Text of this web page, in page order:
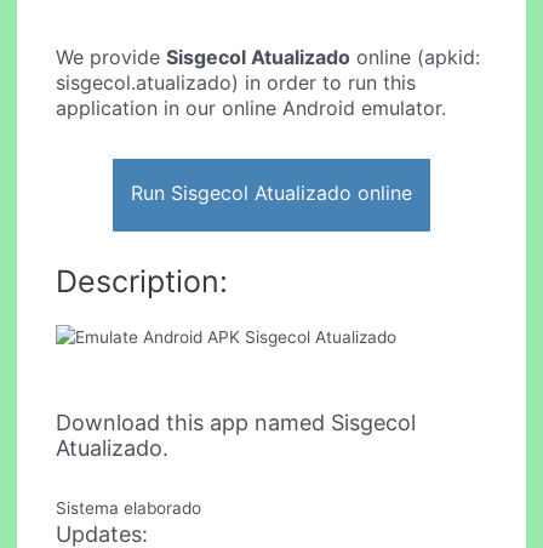
We provideSisgecol Atualizado online (apkid:
sisgecol.atualizado) in order to run this
application in our online Android emulator.
Run Sisgecol Atualizado online
Description:
Download this app named Sisgecol
Atualizado.
Sistema elaborado
Updates: